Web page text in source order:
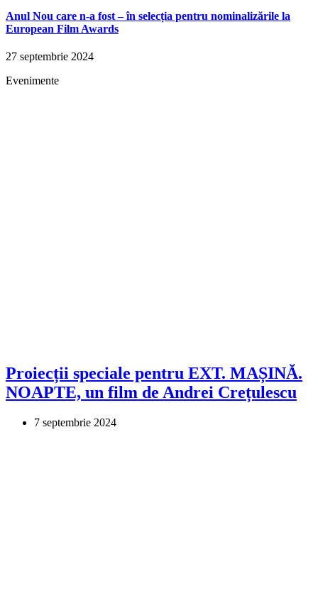
Anul Nou care n-a fost – în selecția pentru nominalizările la
European Film Awards
27 septembrie 2024
Evenimente
Proiecții speciale pentru EXT. MAȘINĂ.
NOAPTE, un film de Andrei Crețulescu
7 septembrie 2024